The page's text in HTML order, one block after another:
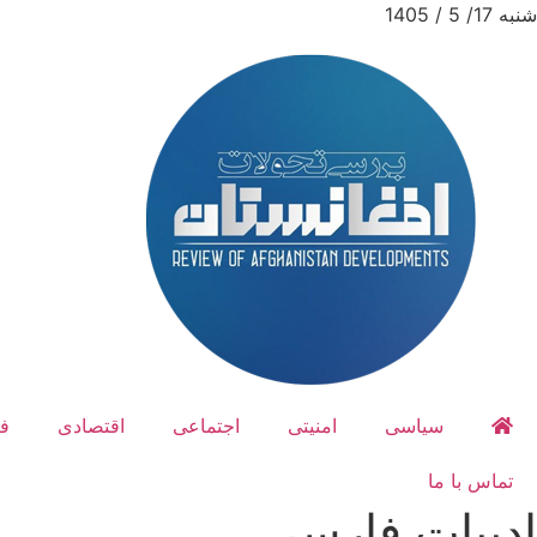
شنبه 17/ 5 / 1405
سیاسی امنیتی اجتماعی اقتصادی
تماس با ما